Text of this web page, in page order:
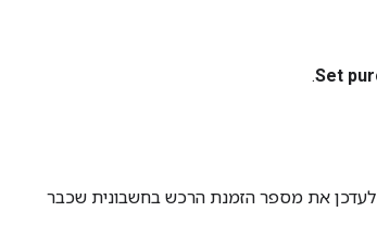
Set
.
לעדכן את מספר הזמנת הרכש בחשבונית שכבר